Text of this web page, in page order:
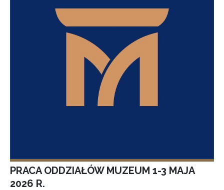
PRACA ODDZIAŁÓW MUZEUM 1-3 MAJA
2026 R.